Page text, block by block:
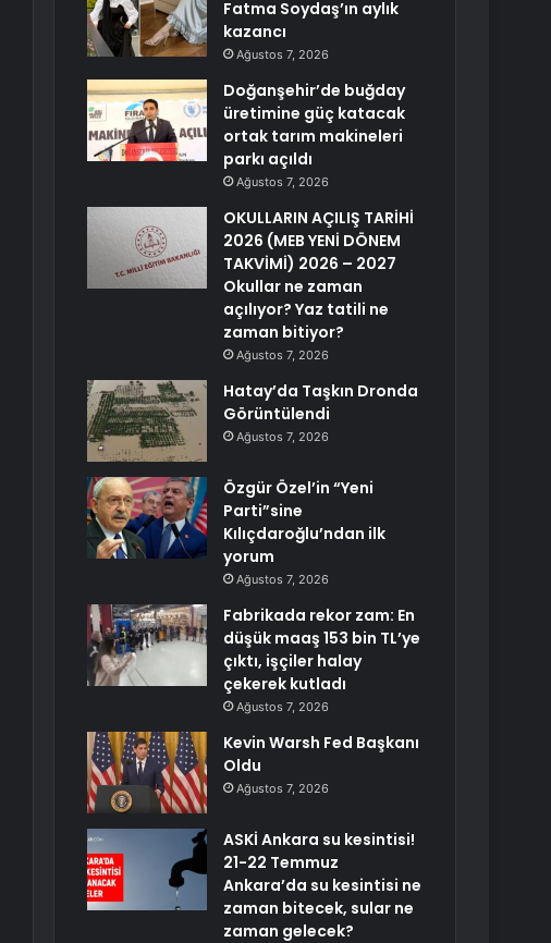
Fatma Soydaş’ın aylık
kazancı
Ağustos 7, 2026
Doğanşehir’de buğday
üretimine güç katacak
ortak tarım makineleri
parkı açıldı
Ağustos 7, 2026
OKULLARIN AÇILIŞ TARİHİ
2026 (MEB YENİ DÖNEM
TAKVİMİ) 2026 – 2027
Okullar ne zaman
açılıyor? Yaz tatili ne
zaman bitiyor?
Ağustos 7, 2026
Hatay’da Taşkın Dronda
Görüntülendi
Ağustos 7, 2026
Özgür Özel’in “Yeni
Parti”sine
Kılıçdaroğlu’ndan ilk
yorum
Ağustos 7, 2026
Fabrikada rekor zam: En
düşük maaş 153 bin TL’ye
çıktı, işçiler halay
çekerek kutladı
Ağustos 7, 2026
Kevin Warsh Fed Başkanı
Oldu
Ağustos 7, 2026
ASKİ Ankara su kesintisi!
21-22 Temmuz
Ankara’da su kesintisi ne
zaman bitecek, sular ne
zaman gelecek?